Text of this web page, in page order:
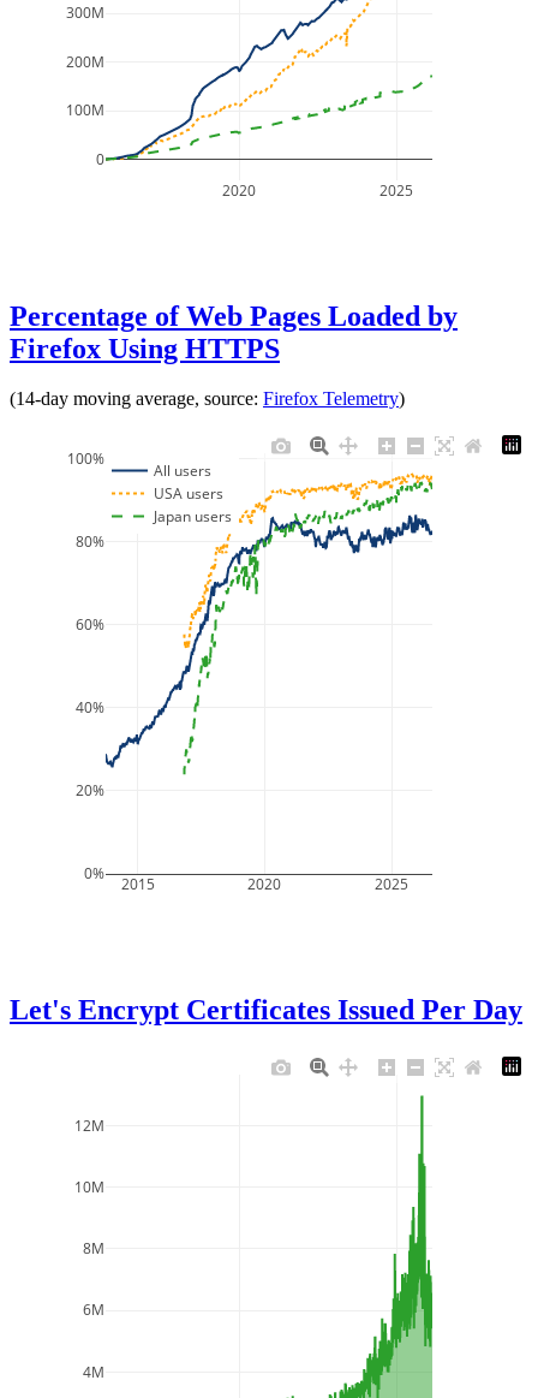
2020 2025
0
100M
200M
300M
Percentage of Web Pages Loaded by
Firefox Using HTTPS
(14-day moving average, source: Firefox Telemetry)
2015 2020 2025
0%
20%
40%
60%
80%
100%
All users
USA users
Japan users
Let's Encrypt Certificates Issued Per Day
4M
6M
8M
10M
12M